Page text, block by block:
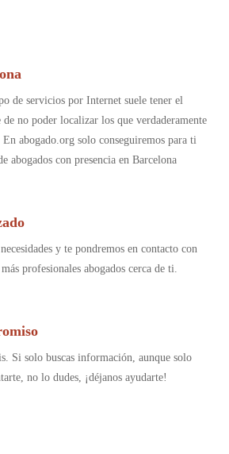
de servicios por Internet suele tener el
de no poder localizar los que verdaderamente
En abogado.org solo conseguiremos para ti
abogados con presencia en Barcelona
y te pondremos en contacto con
profesionales abogados cerca de ti.
Si solo buscas información, aunque solo
no lo dudes, ¡déjanos ayudarte!